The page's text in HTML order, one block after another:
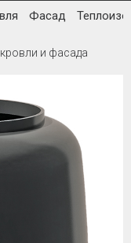
Фасад
и фасада